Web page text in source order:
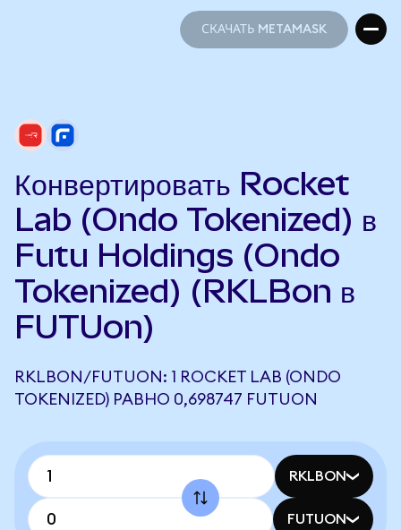
СКАЧАТЬ METAMASK
Конвертировать Rocket
Lab (Ondo Tokenized) в
Futu Holdings (Ondo
Tokenized) (RKLBon в
FUTUon)
RKLBON/FUTUON: 1 ROCKET LAB (ONDO
TOKENIZED) РАВНО 0,698747 FUTUON
RKLBON
FUTUON